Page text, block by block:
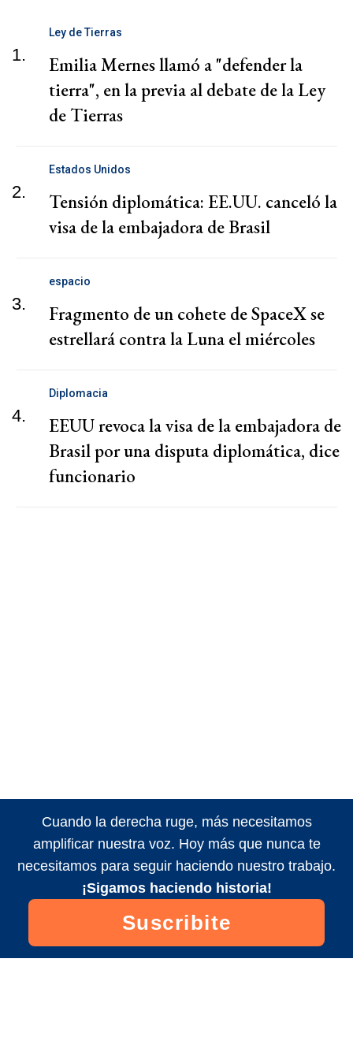
1.
Ley de Tierras
Emilia Mernes llamó a "defender la
tierra", en la previa al debate de la Ley
de Tierras
2.
Estados Unidos
Tensión diplomática: EE.UU. canceló la
visa de la embajadora de Brasil
3.
espacio
Fragmento de un cohete de SpaceX se
estrellará contra la Luna el miércoles
4.
Diplomacia
EEUU revoca la visa de la embajadora de
Brasil por una disputa diplomática, dice
funcionario
Cuando la derecha ruge, más necesitamos
amplificar nuestra voz. Hoy más que nunca te
necesitamos para seguir haciendo nuestro trabajo.
¡Sigamos haciendo historia!
Suscribite